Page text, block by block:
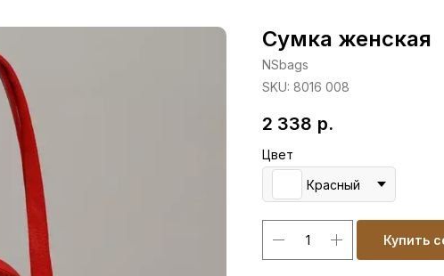
Сумка женская
NSbags
SKU: 8016 008
2 338 р.
Цвет
Красный
Купить